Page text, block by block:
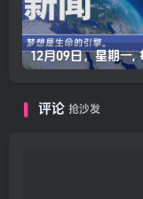
评论 抢沙发